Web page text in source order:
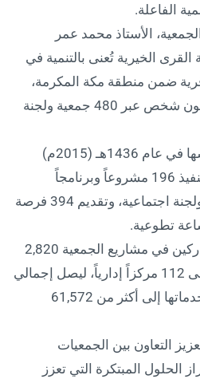
الفاعلة.
الأستاذ محمد عمر
القرى الخيرية تُعنى بالتنمية في
محافظة وقرابة 4000 قرية ضمن منطقة مكة المكرمة،
حيث تخدم أكثر من 6.9 مليون شخص عبر 480 جمعية ولجنة
وحققت الجمعية منذ تأسيسها في عام 1436هـ (2015م)
العديد من الإنجازات؛ منها تنفيذ 196 مشروعاً وبرنامجاً
استفادت منها 123 جمعية ولجنة اجتماعية، وتقديم 394 فرصة
وبلغ عدد المتطوعين المشاركين في مشاريع الجمعية 2,820
متطوعاً، وامتدت خدماتها إلى 112 مركزاً إدارياً، ليصل إجمالي
المستفيدين من برامجها وخدماتها إلى أكثر من 61,572
التعاون بين الجمعيات
الحلول المبتكرة التي تعزز